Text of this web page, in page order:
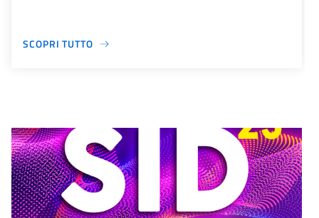
SCOPRI TUTTO